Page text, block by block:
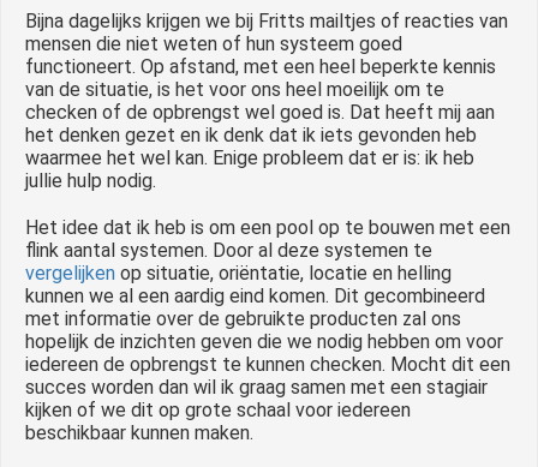
Bijna dagelijks krijgen we bij Fritts mailtjes of reacties van
mensen die niet weten of hun systeem goed
functioneert. Op afstand, met een heel beperkte kennis
van de situatie, is het voor ons heel moeilijk om te
checken of de opbrengst wel goed is. Dat heeft mij aan
het denken gezet en ik denk dat ik iets gevonden heb
waarmee het wel kan. Enige probleem dat er is: ik heb
jullie hulp nodig.
Het idee dat ik heb is om een pool op te bouwen met een
flink aantal systemen. Door al deze systemen te
vergelijken op situatie, oriëntatie, locatie en helling
kunnen we al een aardig eind komen. Dit gecombineerd
met informatie over de gebruikte producten zal ons
hopelijk de inzichten geven die we nodig hebben om voor
iedereen de opbrengst te kunnen checken. Mocht dit een
succes worden dan wil ik graag samen met een stagiair
kijken of we dit op grote schaal voor iedereen
beschikbaar kunnen maken.